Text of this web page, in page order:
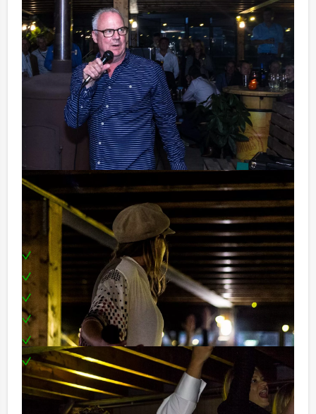
Uw gezelschap wordt verdeeld in gelijke groepen
waarna de quiz kan beginnen. We bouwen de show
rustig op met enkele muzikale kennisvragen.
Vervolgens voeren we het tempo op en laten we
enkele tophits van vroeger en nu uit de speakers
knallen. Welk team heeft het beste reactievermogen
en hangt als eerste aan de bel?
Geniet van Amsterdam, het water, de lekkerste hapjes
en drankjes en de muzieknummers van vroeger en nu
die we ten gehore brengen! Meezingen is verplicht!
Inclusief:
Privéboot en schipper
Enthousiaste quizmaster
Onbeperkt bier, fris en huiswijn
Luxe nootjes en roomboterkoekjes
Prijsje voor het winnende team
Te boeken op uw gewenste dag en tijdstip!
Wilt u uw eigen Amsterdamse Grachten Cruise
samenstellen? U kunt onze boten ook zonder